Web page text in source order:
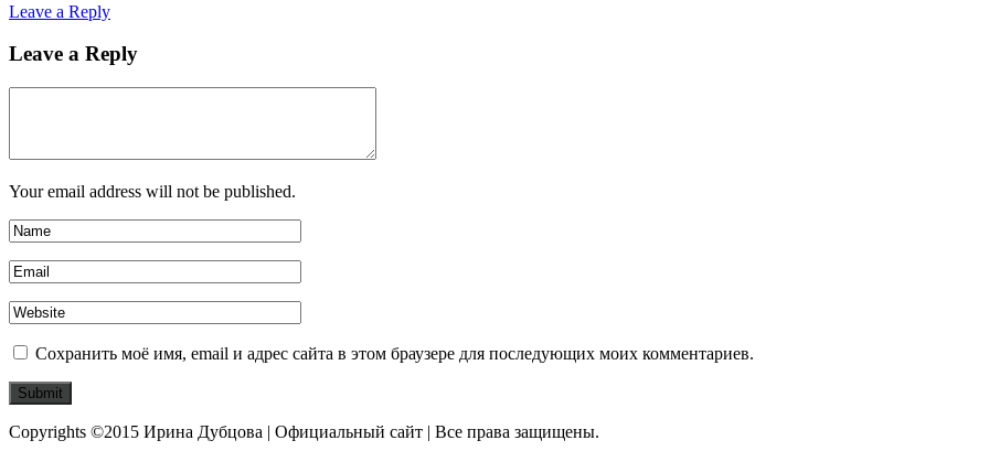
Leave a Reply
Leave a Reply
Your email address will not be published.
Сохранить моё имя, email и адрес сайта в этом браузере для последующих моих комментариев.
Copyrights ©2015 Ирина Дубцова | Официальный сайт | Все права защищены.